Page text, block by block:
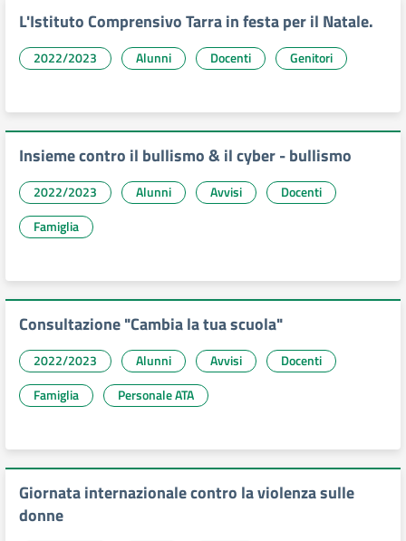
L'Istituto Comprensivo Tarra in festa per il Natale.
2022/2023 Alunni Docenti Genitori
Insieme contro il bullismo & il cyber - bullismo
2022/2023 Alunni Avvisi
Docenti
Famiglia
Consultazione "Cambia la tua scuola"
2022/2023 Alunni Avvisi
Docenti
Famiglia
Personale ATA
Giornata internazionale contro la violenza sulle
donne